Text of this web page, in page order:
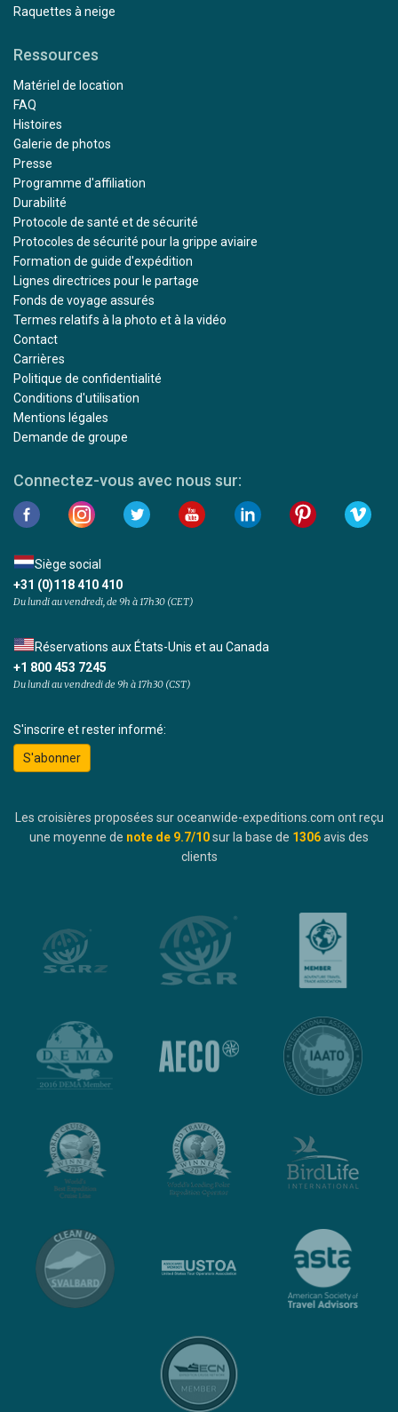
Raquettes à neige
Ressources
Matériel de location
FAQ
Histoires
Galerie de photos
Presse
Programme d'affiliation
Durabilité
Protocole de santé et de sécurité
Protocoles de sécurité pour la grippe aviaire
Formation de guide d'expédition
Lignes directrices pour le partage
Fonds de voyage assurés
Termes relatifs à la photo et à la vidéo
Contact
Carrières
Politique de confidentialité
Conditions d'utilisation
Mentions légales
Demande de groupe
Connectez-vous avec nous sur:
Siège social
+31 (0)118 410 410
Du lundi au vendredi, de 9h à 17h30 (CET)
Réservations aux États-Unis et au Canada
+1 800 453 7245
Du lundi au vendredi de 9h à 17h30 (CST)
S'inscrire et rester informé:
S'abonner
Les croisières proposées sur oceanwide-expeditions.com ont reçu
une moyenne de note de 9.7/10sur la base de 1306avis des
clients